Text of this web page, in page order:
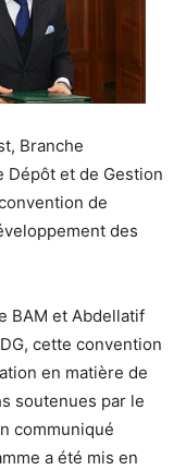
Branche
Dépôt et de Gestion
de
des
BAM et Abdellatif
cette convention
en matière de
soutenues par le
communiqué
a été mis en